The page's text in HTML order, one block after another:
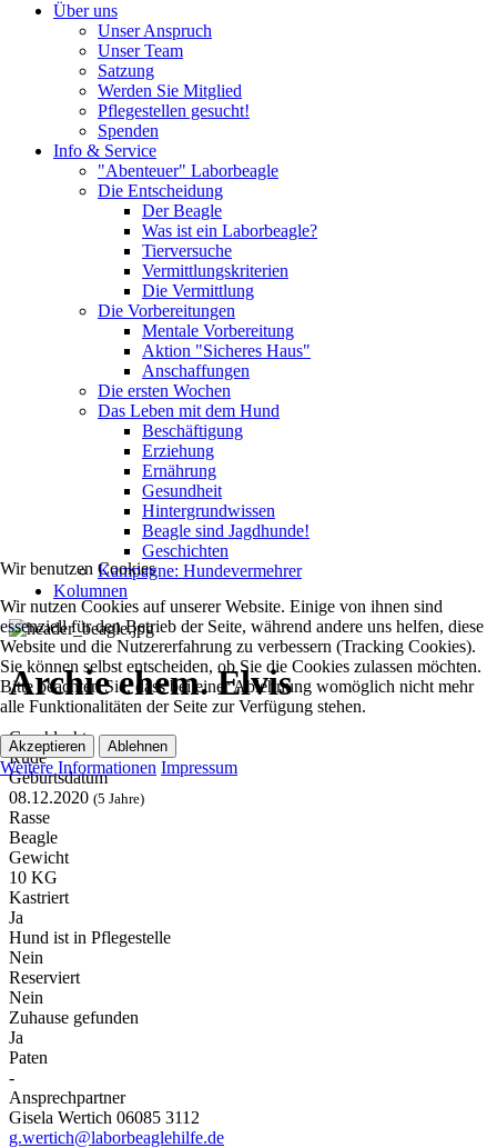
Über uns
Unser Anspruch
Unser Team
Satzung
Werden Sie Mitglied
Pflegestellen gesucht!
Spenden
Info & Service
"Abenteuer" Laborbeagle
Die Entscheidung
Der Beagle
Was ist ein Laborbeagle?
Tierversuche
Vermittlungskriterien
Die Vermittlung
Die Vorbereitungen
Mentale Vorbereitung
Aktion "Sicheres Haus"
Anschaffungen
Die ersten Wochen
Das Leben mit dem Hund
Beschäftigung
Erziehung
Ernährung
Gesundheit
Hintergrundwissen
Beagle sind Jagdhunde!
Geschichten
Kampagne: Hundevermehrer
Kolumnen
Archie ehem. Elvis
Geschlecht
Rüde
Geburtsdatum
08.12.2020 (5 Jahre)
Rasse
Beagle
Gewicht
10 KG
Kastriert
Ja
Hund ist in Pflegestelle
Nein
Reserviert
Nein
Zuhause gefunden
Ja
Paten
-
Ansprechpartner
Gisela Wertich 06085 3112
g.wertich@laborbeaglehilfe.de
Wir benutzen Cookies
Wir nutzen Cookies auf unserer Website. Einige von ihnen sind
essenziell für den Betrieb der Seite, während andere uns helfen, diese
Website und die Nutzererfahrung zu verbessern (Tracking Cookies).
Sie können selbst entscheiden, ob Sie die Cookies zulassen möchten.
Bitte beachten Sie, dass bei einer Ablehnung womöglich nicht mehr
alle Funktionalitäten der Seite zur Verfügung stehen.
Akzeptieren Ablehnen
Weitere Informationen Impressum